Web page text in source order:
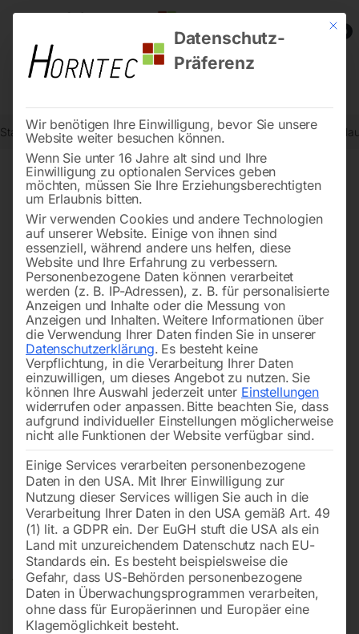
0
Start Steintrenntechnik Bodenbearbeitung Rüttelplatte
Mit
Datenschutz-
Präferenz
Wir benötigen Ihre Einwilligung, bevor Sie unsere
Website weiter besuchen können.
Wenn Sie unter 16 Jahre alt sind und Ihre
Einwilligung zu optionalen Services geben
möchten, müssen Sie Ihre Erziehungsberechtigten
um Erlaubnis bitten.
Wir verwenden Cookies und andere Technologien
auf unserer Website. Einige von ihnen sind
essenziell, während andere uns helfen, diese
Website und Ihre Erfahrung zu verbessern.
Personenbezogene Daten können verarbeitet
werden (z. B. IP-Adressen), z. B. für personalisierte
Anzeigen und Inhalte oder die Messung von
Anzeigen und Inhalten. Weitere Informationen über
die Verwendung Ihrer Daten finden Sie in unserer
Datenschutzerklärung. Es besteht keine
Verpflichtung, in die Verarbeitung Ihrer Daten
einzuwilligen, um dieses Angebot zu nutzen. Sie
können Ihre Auswahl jederzeit unter Einstellungen
widerrufen oder anpassen. Bitte beachten Sie, dass
aufgrund individueller Einstellungen möglicherweise
nicht alle Funktionen der Website verfügbar sind.
Einige Services verarbeiten personenbezogene
Daten in den USA. Mit Ihrer Einwilligung zur
Nutzung dieser Services willigen Sie auch in die
Verarbeitung Ihrer Daten in den USA gemäß Art. 49
(1) lit. a GDPR ein. Der EuGH stuft die USA als ein
Land mit unzureichendem Datenschutz nach EU-
Standards ein. Es besteht beispielsweise die
Gefahr, dass US-Behörden personenbezogene
Daten in Überwachungsprogrammen verarbeiten,
ohne dass für Europäerinnen und Europäer eine
Klagemöglichkeit besteht.